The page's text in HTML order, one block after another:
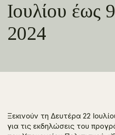
Ιουλίου έως
2024
Ξεκινούν τη Δευτέρα 22
για τις εκδηλώσεις του